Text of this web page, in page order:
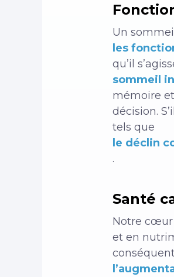
Un
les
qu’il
sommeil
mémoire
décision.
tels que
le déclin
.
Santé
Notre cœur
et en